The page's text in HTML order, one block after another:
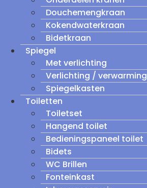
Douchemengkraan
Kokendwaterkraan
Bidetkraan
Spiegel
Met verlichting
Verlichting / verwarming
Spiegelkasten
Toiletten
Toiletset
Hangend toilet
Bedieningspaneel toilet
Bidets
WC Brillen
Fonteinkast